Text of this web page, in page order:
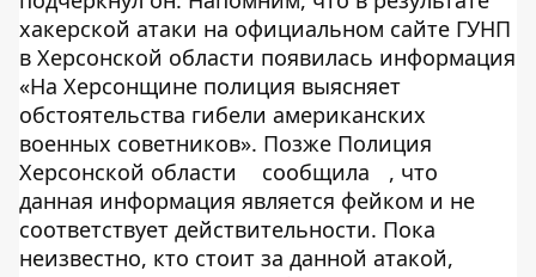
хакерской атаки на официальном сайте ГУНП
в Херсонской области появилась информация
«На Херсонщине полиция выясняет
обстоятельства гибели американских
военных советников». Позже Полиция
Херсонской области
сообщила
, что
данная информация является фейком и не
соответствует действительности. Пока
неизвестно, кто стоит за данной атакой,